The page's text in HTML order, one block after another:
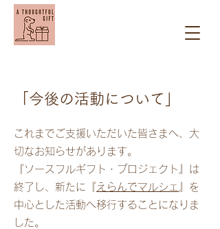
「今後の活動について」
​ これまでご支援いただいた皆さまへ、大
切なお知らせがあります。
『ソースフルギフト・プロジェクト』は
終了し、新たに『 えらんでマルシェ
』を
中心とした活動へ移行することになりま
した。